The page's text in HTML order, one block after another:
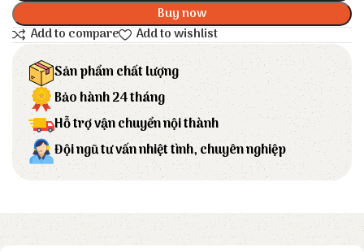
Buy now
Add to compare
Add to wishlist
Sản phẩm chất lượng
Bảo hành 24 tháng
Hỗ trợ vận chuyển nội thành
Đội ngũ tư vấn nhiệt tình, chuyên nghiệp